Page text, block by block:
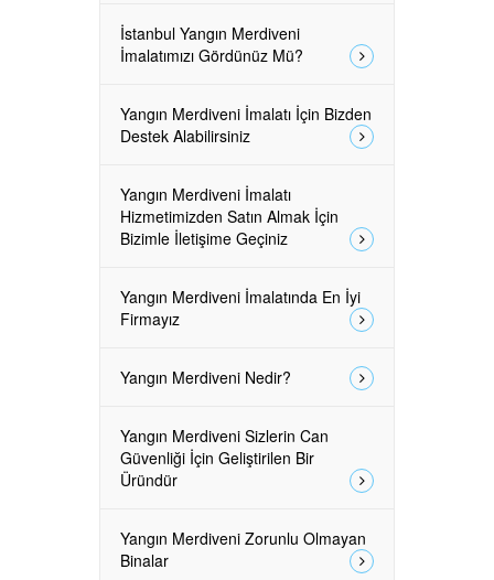
İstanbul Yangın Merdiveni
İmalatımızı Gördünüz Mü?
Yangın Merdiveni İmalatı İçin Bizden
Destek Alabilirsiniz
Yangın Merdiveni İmalatı
Hizmetimizden Satın Almak İçin
Bizimle İletişime Geçiniz
Yangın Merdiveni İmalatında En İyi
Firmayız
Yangın Merdiveni Nedir?
Yangın Merdiveni Sizlerin Can
Güvenliği İçin Geliştirilen Bir
Üründür
Yangın Merdiveni Zorunlu Olmayan
Binalar